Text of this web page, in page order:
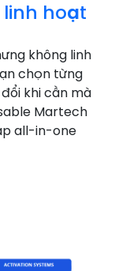
hoạt
không linh
chọn từng
khi cần mà
Martech
all-in-one